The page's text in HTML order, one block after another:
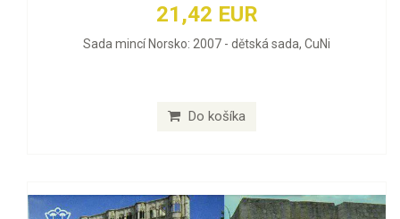
21,42 EUR
Sada mincí Norsko: 2007 - dětská sada, CuNi
Do košíka